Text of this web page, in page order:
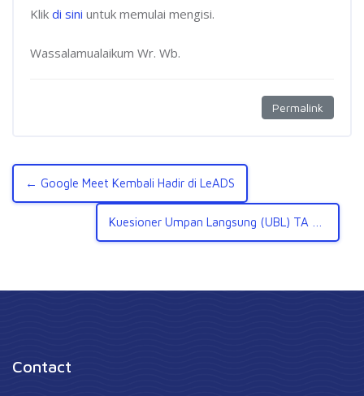
Klik di sini untuk memulai mengisi.
Wassalamualaikum Wr. Wb.
Permalink
← Google Meet Kembali Hadir di LeADS
Contact